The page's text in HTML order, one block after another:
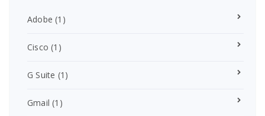
Adobe (1)
Cisco (1)
G Suite (1)
Gmail (1)